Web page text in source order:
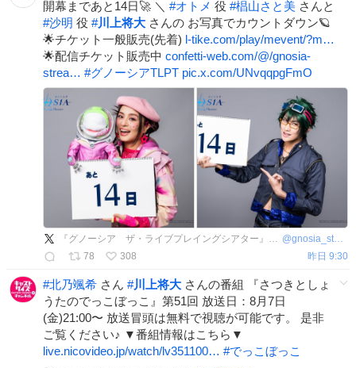
開幕まであと14日🚀 ＼ #オトメ 役 #椙山さと美 さんと
#沙明 役 #川上将大 さんの お写真でカウントダウン🪐
🌟チケット一般販売(先着) l-tike.com/play/mevent/?m…
🌟配信チケット販売中 confetti-web.com/@/gnosia-
strea… #グノーシアTLPT pic.x.com/UNvqqpgFmO
『グノーシア ザ・ライブプレイングシアター』公式 @gnosia_stage
78
308 昨日 9:30
#北乃颯希 さん #川上将大 さんの番組 『さつきとしょ
うたのでっこぼっこ』第51回 放送日：8月7日
(金)21:00〜 放送冒頭は無料で視聴が可能です。 是非
ご覧ください♪ ▼番組情報はこちら▼
live.nicovideo.jp/watch/lv351100… #でっこぼっこ